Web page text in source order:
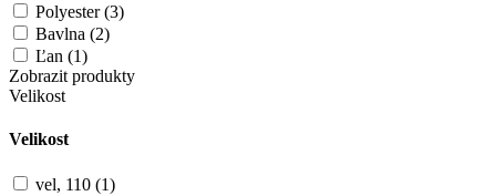
Polyester (3)
Bavlna (2)
Ľan (1)
Zobrazit produkty
Velikost
Velikost
vel, 110 (1)